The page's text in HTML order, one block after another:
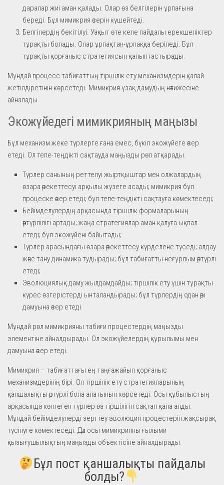
даралар жиі аман қалады. Олар өз белгілерін ұрпағына
береді. Бұл мимикрия әсерін күшейтеді.
Белгілердің бекітілуі. Уақыт өте келе пайдалы ерекшеліктер
тұрақты болады. Олар ұрпақтан-ұрпаққа беріледі. Бұл
тұрақты қорғаныс стратегиясын қалыптастырады.
Мұндай процесс табиғаттың тіршілік ету механизмдерін қалай
жетілдіретінін көрсетеді. Мимикрия ұзақ дамудың нәтижесіне
айналады.
Экожүйедегі мимикрияның маңызы
Бұл механизм жеке түрлерге ғана емес, бүкіл экожүйеге әсер
етеді. Ол тепе-теңдікті сақтауда маңызды рөл атқарады.
Түрлер санының реттелуі жыртқыштар мен олжалардың
өзара әрекеттесуі арқылы жүзеге асады; мимикрия бұл
процеске әсер етеді; бұл тепе-теңдікті сақтауға көмектеседі;
Бейімделулердің арқасында тіршілік формаларының
әртүрлілігі артады; жаңа стратегиялар аман қалуға ықпал
етеді; бұл экожүйені байытады;
Түрлер арасындағы өзара әрекеттесу күрделене түседі; алдау
және тану динамика тудырады; бұл табиғатты неғұрлым әртүрлі
етеді;
Эволюциялық даму жылдамдайды; тіршілік ету үшін тұрақты
күрес өзгерістерді ынталандырады; бұл түрлердің одан әрі
дамуына әсер етеді.
Мұндай рөл мимикрияны табиғи процестердің маңызды
элементіне айналдырады. Ол экожүйелердің құрылымы мен
дамуына әсер етеді.
Мимикрия – табиғаттағы ең таңғажайып қорғаныс
механизмдерінің бірі. Ол тіршілік ету стратегияларының
қаншалықты әртүрлі бола алатынын көрсетеді. Осы құбылыстың
арқасында көптеген түрлер өз тіршілігін сақтап қала алды.
Мұндай бейімделулерді зерттеу эволюция процестерін жақсырақ
түсінуге көмектеседі. Дәл осы мимикрияны ғылыми
қызығушылықтың маңызды объектісіне айналдырады.
Бұл пост қаншалықты пайдалы
болды?